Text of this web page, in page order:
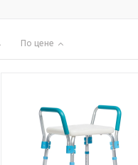
По цене